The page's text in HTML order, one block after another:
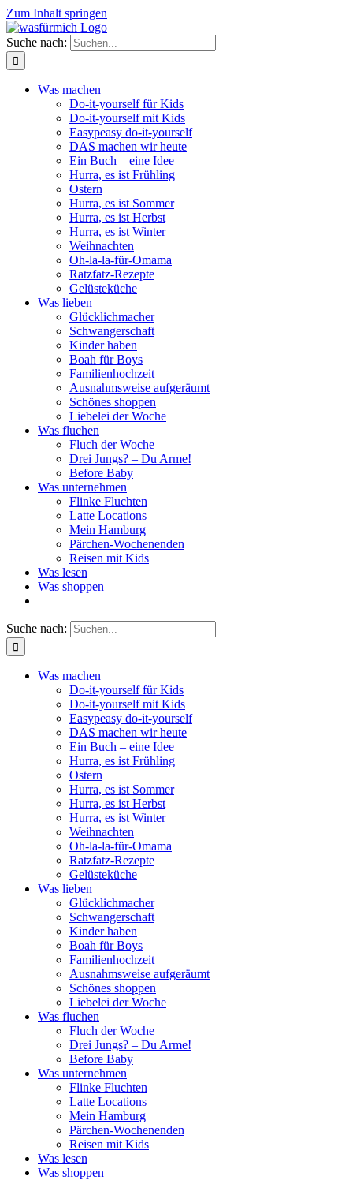
Zum Inhalt springen
Suche nach:
Was machen
Do-it-yourself für Kids
Do-it-yourself mit Kids
Easypeasy do-it-yourself
DAS machen wir heute
Ein Buch – eine Idee
Hurra, es ist Frühling
Ostern
Hurra, es ist Sommer
Hurra, es ist Herbst
Hurra, es ist Winter
Weihnachten
Oh-la-la-für-Omama
Ratzfatz-Rezepte
Gelüsteküche
Was lieben
Glücklichmacher
Schwangerschaft
Kinder haben
Boah für Boys
Familienhochzeit
Ausnahmsweise aufgeräumt
Schönes shoppen
Liebelei der Woche
Was fluchen
Fluch der Woche
Drei Jungs? – Du Arme!
Before Baby
Was unternehmen
Flinke Fluchten
Latte Locations
Mein Hamburg
Pärchen-Wochenenden
Reisen mit Kids
Was lesen
Was shoppen
Suche nach:
Was machen
Do-it-yourself für Kids
Do-it-yourself mit Kids
Easypeasy do-it-yourself
DAS machen wir heute
Ein Buch – eine Idee
Hurra, es ist Frühling
Ostern
Hurra, es ist Sommer
Hurra, es ist Herbst
Hurra, es ist Winter
Weihnachten
Oh-la-la-für-Omama
Ratzfatz-Rezepte
Gelüsteküche
Was lieben
Glücklichmacher
Schwangerschaft
Kinder haben
Boah für Boys
Familienhochzeit
Ausnahmsweise aufgeräumt
Schönes shoppen
Liebelei der Woche
Was fluchen
Fluch der Woche
Drei Jungs? – Du Arme!
Before Baby
Was unternehmen
Flinke Fluchten
Latte Locations
Mein Hamburg
Pärchen-Wochenenden
Reisen mit Kids
Was lesen
Was shoppen